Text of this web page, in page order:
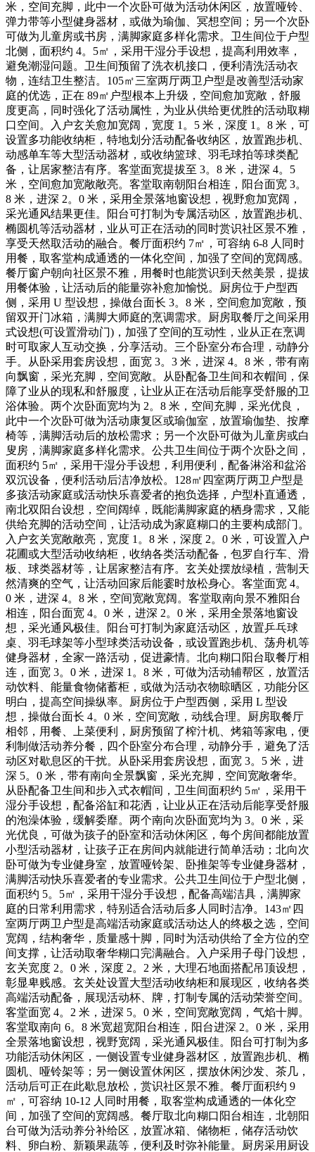
米，空间充脚，此中一个次卧可做为活动休闲区，放置哑铃、
弹力带等小型健身器材，或做为瑜伽、冥想空间；另一个次卧
可做为儿童房或书房，满脚家庭多样化需求。卫生间位于户型
北侧，面积约 4。5㎡，采用干湿分手设想，提高利用效率，
避免潮湿问题。卫生间预留了洗衣机接口，便利清洗活动衣
物，连结卫生整洁。105㎡三室两厅两卫户型是改善型活动家
庭的优选，正在 89㎡户型根本上升级，空间愈加宽敞，舒服
度更高，同时强化了活动属性，为业从供给更优胜的活动取糊
口空间。入户玄关愈加宽阔，宽度 1。5 米，深度 1。8 米，可
设置多功能收纳柜，特地划分活动配备收纳区，放置跑步机、
动感单车等大型活动器材，或收纳篮球、羽毛球拍等球类配
备，让居家整洁有序。客堂面宽提拔至 3。8 米，进深 4。5
米，空间愈加宽敞敞亮。客堂取南朝阳台相连，阳台面宽 3。
8 米，进深 2。0 米，采用全景落地窗设想，视野愈加宽阔，
采光通风结果更佳。阳台可打制为专属活动区，放置跑步机、
椭圆机等活动器材，业从可正在活动的同时赏识社区景不雅，
享受天然取活动的融合。餐厅面积约 7㎡，可容纳 6-8 人同时
用餐，取客堂构成通透的一体化空间，加强了空间的宽阔感。
餐厅窗户朝向社区景不雅，用餐时也能赏识到天然美景，提拔
用餐体验，让活动后的能量弥补愈加愉悦。厨房位于户型西
侧，采用 U 型设想，操做台面长 3。8 米，空间愈加宽敞，预
留双开门冰箱，满脚大师庭的烹调需求。厨房取餐厅之间采用
式设想(可设置滑动门)，加强了空间的互动性，业从正在烹调
时可取家人互动交换，分享活动。三个卧室分布合理，动静分
手。从卧采用套房设想，面宽 3。3 米，进深 4。8 米，带有南
向飘窗，采光充脚，空间宽敞。从卧配备卫生间和衣帽间，保
障了业从的现私和舒服度，让业从正在活动后能享受舒服的卫
浴体验。两个次卧面宽均为 2。8 米，空间充脚，采光优良，
此中一个次卧可做为活动康复区或瑜伽室，放置瑜伽垫、按摩
椅等，满脚活动后的放松需求；另一个次卧可做为儿童房或白
叟房，满脚家庭多样化需求。公共卫生间位于两个次卧之间，
面积约 5㎡，采用干湿分手设想，利用便利，配备淋浴和盆浴
双沉设备，便利活动后洁净放松。128㎡四室两厅两卫户型是
多孩活动家庭或活动快乐喜爱者的抱负选择，户型朴直通透，
南北双阳台设想，空间阔绰，既能满脚家庭的栖身需求，又能
供给充脚的活动空间，让活动成为家庭糊口的主要构成部门。
入户玄关宽敞敞亮，宽度 1。8 米，深度 2。0 米，可设置入户
花圃或大型活动收纳柜，收纳各类活动配备，包罗自行车、滑
板、球类器材等，让居家整洁有序。玄关处摆放绿植，营制天
然清爽的空气，让活动回家后能霎时放松身心。客堂面宽 4。
0 米，进深 4。8 米，空间宽敞宽阔。客堂取南向景不雅阳台
相连，阳台面宽 4。0 米，进深 2。0 米，采用全景落地窗设
想，采光通风极佳。阳台可打制为家庭活动区，放置乒乓球
桌、羽毛球架等小型球类活动设备，或设置跑步机、荡舟机等
健身器材，全家一路活动，促进豪情。北向糊口阳台取餐厅相
连，面宽 3。0 米，进深 1。8 米，可做为活动辅帮区，放置活
动饮料、能量食物储蓄柜，或做为活动衣物晾晒区，功能分区
明白，提高空间操纵率。厨房位于户型西侧，采用 L 型设
想，操做台面长 4。0 米，空间宽敞，动线合理。厨房取餐厅
相邻，用餐、上菜便利，厨房预留了榨汁机、烤箱等家电，便
利制做活动养分餐，四个卧室分布合理，动静分手，避免了活
动区对歇息区的干扰。从卧采用套房设想，面宽 3。5 米，进
深 5。0 米，带有南向全景飘窗，采光充脚，空间宽敞奢华。
从卧配备卫生间和步入式衣帽间，卫生间面积约 5㎡，采用干
湿分手设想，配备浴缸和花洒，让业从正在活动后能享受舒服
的泡澡体验，缓解委靡。两个南向次卧面宽均为 3。0 米，采
光优良，可做为孩子的卧室和活动休闲区，每个房间都能放置
小型活动器材，让孩子正在房间内就能进行简单活动；北向次
卧可做为专业健身室，放置哑铃架、卧推架等专业健身器材，
满脚活动快乐喜爱者的专业需求。公共卫生间位于户型北侧，
面积约 5。5㎡，采用干湿分手设想，配备高端洁具，满脚家
庭的日常利用需求，特别适合活动后多人同时洁净。143㎡四
室两厅两卫户型是高端活动家庭或活动达人的终极之选，空间
宽阔，结构奢华，质量感十脚，同时为活动供给了全方位的空
间支撑，让活动取奢华糊口完满融合。入户采用子母门设想，
玄关宽度 2。0 米，深度 2。2 米，大理石地面搭配吊顶设想，
彰显卑贱感。玄关处设置大型活动收纳柜和展现区，收纳各类
高端活动配备，展现活动杯、牌，打制专属的活动荣誉空间。
客堂面宽 4。2 米，进深 5。0 米，空间宽敞宽阔，气焰十脚。
客堂取南向 6。8 米宽超宽阳台相连，阳台进深 2。0 米，采用
全景落地窗设想，视野宽阔，采光通风极佳。阳台可打制为多
功能活动休闲区，一侧设置专业健身器材区，放置跑步机、椭
圆机、哑铃架等；另一侧设置休闲区，摆放休闲沙发、茶几，
活动后可正在此歇息放松，赏识社区景不雅。餐厅面积约 9
㎡，可容纳 10-12 人同时用餐，取客堂构成通透的一体化空
间，加强了空间的宽阔感。餐厅取北向糊口阳台相连，北朝阳
台可做为活动养分补给区，放置冰箱、储物柜，储存活动饮
料、卵白粉、新颖果蔬等，便利及时弥补能量。厨房采用厨设